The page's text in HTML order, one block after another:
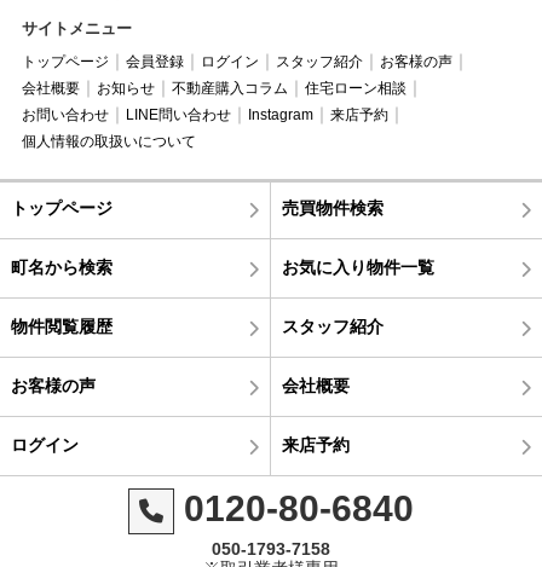
サイトメニュー
トップページ 会員登録 ログイン スタッフ紹介
お客様の声
会社概要
お知らせ 不動産購入コラム
住宅ローン相談
お問い合わせ
LINE問い合わせ Instagram
来店予約
個人情報の取扱いについて
トップページ 売買物件検索
町名から検索 お気に入り物件一覧
物件閲覧履歴 スタッフ紹介
お客様の声 会社概要
ログイン 来店予約
0120-80-6840
050-1793-7158